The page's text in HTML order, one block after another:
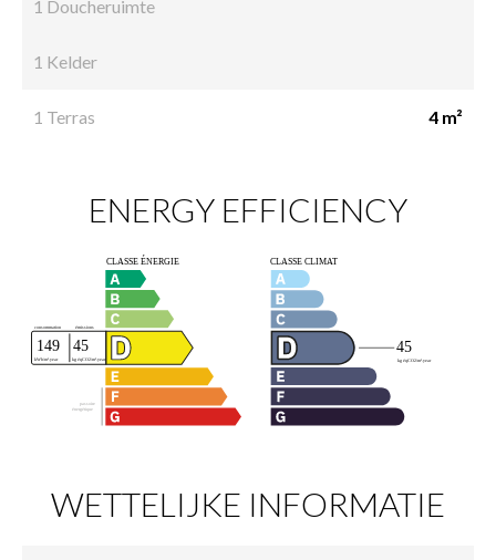
1 Doucheruimte
1 Kelder
1 Terras 4 m²
ENERGY EFFICIENCY
WETTELIJKE INFORMATIE